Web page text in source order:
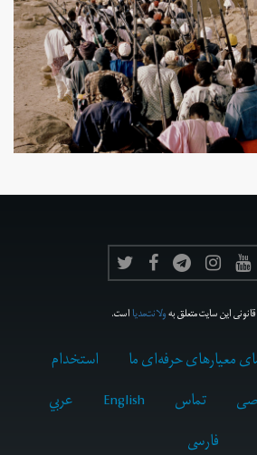
این سایت متعلق بهولانت‌مدیااست.
معیارهای حرفه‌ای ما
استخدام
تماس English
عربي
فارسى